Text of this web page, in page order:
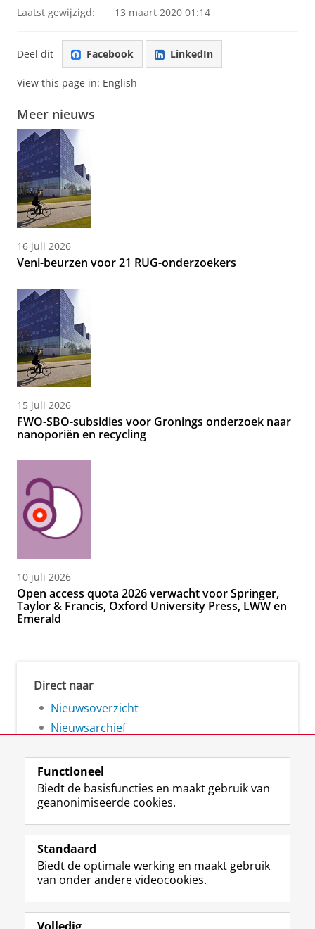
Laatst gewijzigd: 13 maart 2020 01:14
Deel dit Facebook LinkedIn
View this page in: English
Meer nieuws
16 juli 2026
Veni-beurzen voor 21 RUG-onderzoekers
15 juli 2026
FWO-SBO-subsidies voor Gronings onderzoek naar
nanoporiën en recycling
10 juli 2026
Open access quota 2026 verwacht voor Springer,
Taylor & Francis, Oxford University Press, LWW en
Emerald
Direct naar
Nieuwsoverzicht
Nieuwsarchief
Volg de RUG
F
a
e
b
o
L
i
k
e
I
R
S
-
f
e
I
n
t
r
Y
o
T
e
Studiekiezers
Alumni
Functioneel
Biedt de basisfuncties en maakt gebruik van
geanonimiseerde cookies.
Standaard
Biedt de optimale werking en maakt gebruik
van onder andere videocookies.